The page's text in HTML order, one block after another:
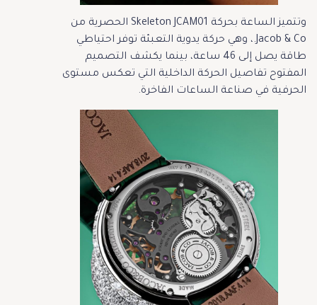
وتتميز الساعة بحركة Skeleton JCAM01 الحصرية من
Jacob & Co.، وهي حركة يدوية التعبئة توفر احتياطي
طاقة يصل إلى 46 ساعة، بينما يكشف التصميم
المفتوح تفاصيل الحركة الداخلية التي تعكس مستوى
الحرفية في صناعة الساعات الفاخرة.